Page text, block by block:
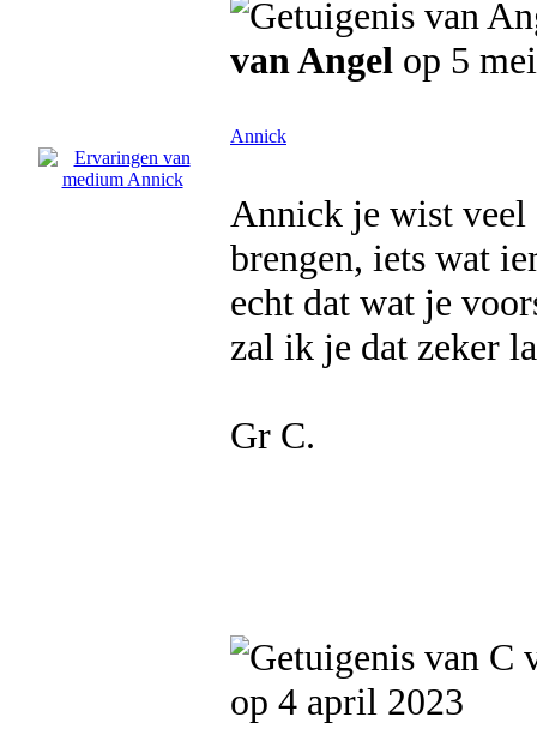
van Angel op 5
Annick
Annick je wist veel
brengen, iets wat
echt dat wat je
zal ik je dat zeker
Gr C.
op 4 april 2023